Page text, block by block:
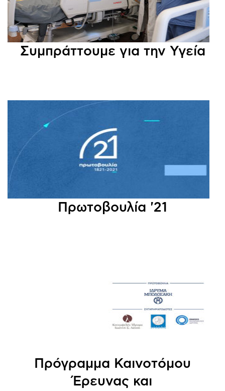
Συμπράττουμε για την Υγεία
Πρωτοβουλία '21
Πρόγραμμα Καινοτόμου
Έρευνας και